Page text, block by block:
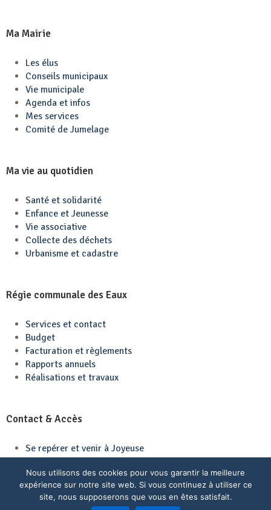
Ma Mairie
Les élus
Conseils municipaux
Vie municipale
Agenda et infos
Mes services
Comité de Jumelage
Ma vie au quotidien
Santé et solidarité
Enfance et Jeunesse
Vie associative
Collecte des déchets
Urbanisme et cadastre
Régie communale des Eaux
Services et contact
Budget
Facturation et règlements
Rapports annuels
Réalisations et travaux
Contact & Accès
Se repérer et venir à Joyeuse
Contactez-nous
Nous utilisons des cookies pour vous garantir la meilleure
expérience sur notre site web. Si vous continuez à utiliser ce
site, nous supposerons que vous en êtes satisfait.